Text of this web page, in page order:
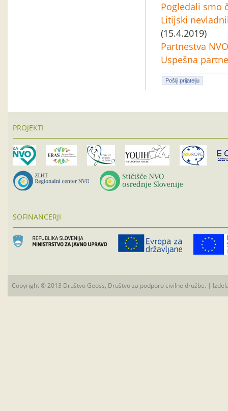
Pogledali smo
Litijski
(15.4.2019)
Partnestva
Uspešna
Pošlji prijatelju
PROJEKTI
SOFINANCERJI
Copyright © 2013 Društvo Geoss, Društvo za podporo civilne družbe. |